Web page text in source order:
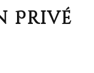
Privé